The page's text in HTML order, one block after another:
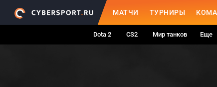
МАТЧИ ТУРНИРЫ
Dota 2 CS2 Мир танков Еще